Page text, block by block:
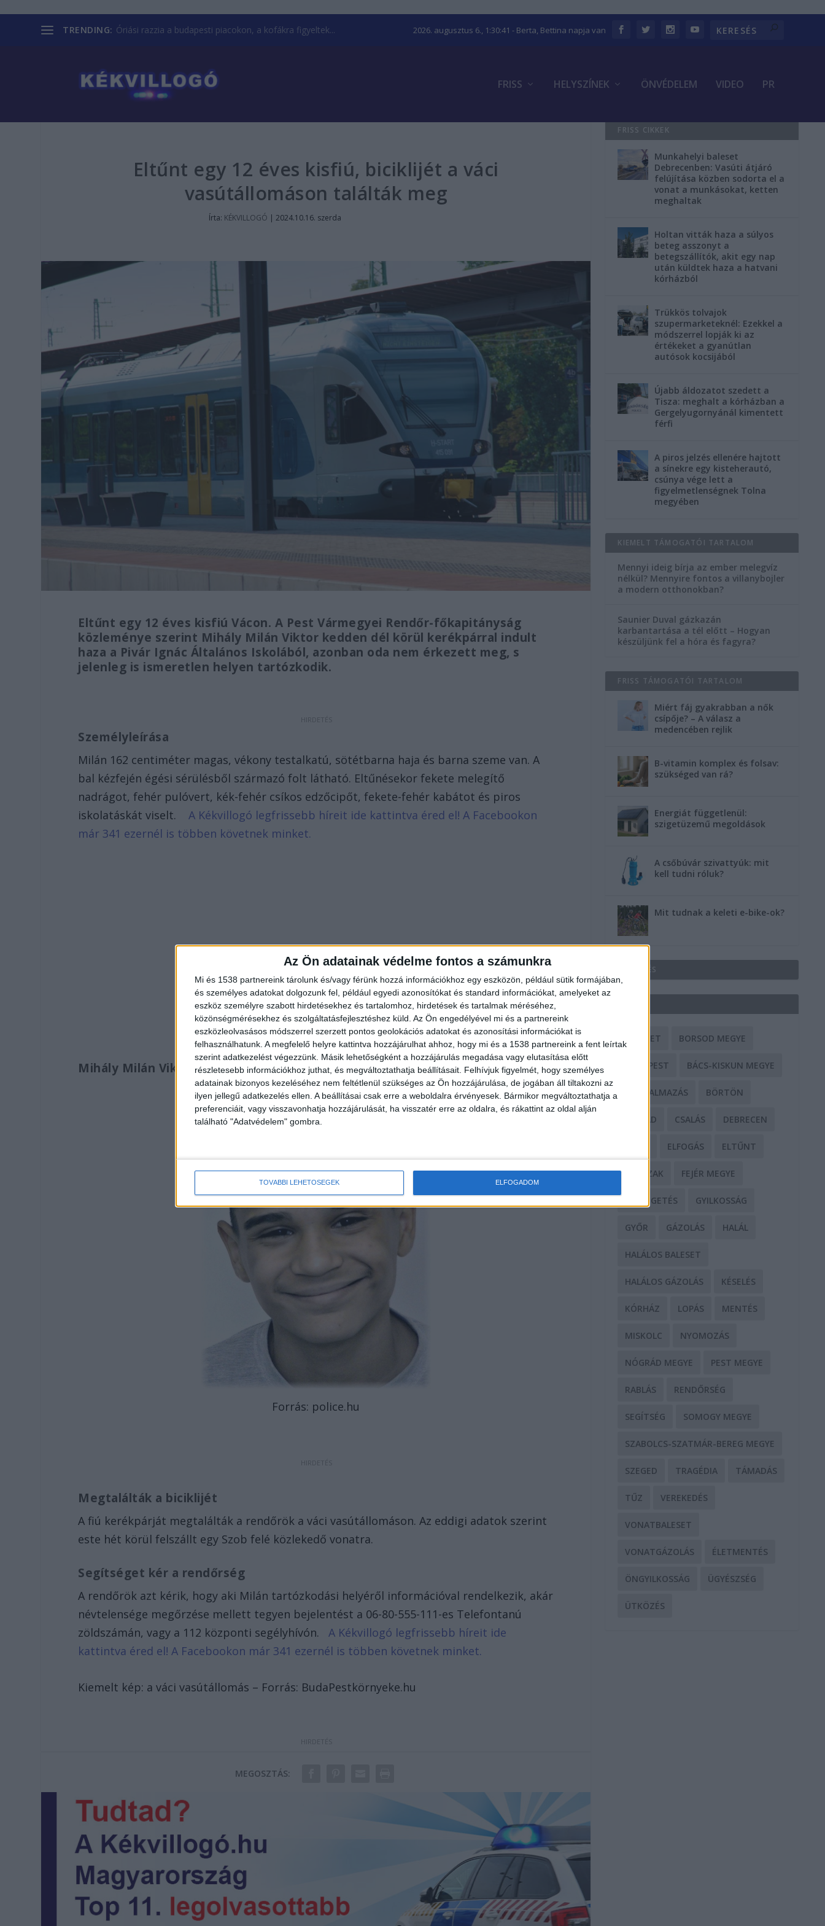
Az Ön adatainak védelme fontos a számunkra
Mi és 1538 partnereink tárolunk és/vagy férünk hozzá információkhoz egy eszközön, például sütik formájában,
és személyes adatokat dolgozunk fel, például egyedi azonosítókat és standard információkat, amelyeket az
eszköz személyre szabott hirdetésekhez és tartalomhoz, hirdetések és tartalmak méréséhez,
közönségmérésekhez és szolgáltatásfejlesztéshez küld. Az Ön engedélyével mi és a partnereink
eszközleolvasásos módszerrel szerzett pontos geolokációs adatokat és azonosítási információkat is
felhasználhatunk. A megfelelő helyre kattintva hozzájárulhat ahhoz, hogy mi és a 1538 partnereink a fent leírtak
szerint adatkezelést végezzünk. Másik lehetőségként a hozzájárulás megadása vagy elutasítása előtt
részletesebb információkhoz juthat, és megváltoztathatja beállításait. Felhívjuk figyelmét, hogy személyes
adatainak bizonyos kezeléséhez nem feltétlenül szükséges az Ön hozzájárulása, de jogában áll tiltakozni az
ilyen jellegű adatkezelés ellen. A beállításai csak erre a weboldalra érvényesek. Bármikor megváltoztathatja a
preferenciáit, vagy visszavonhatja hozzájárulását, ha visszatér erre az oldalra, és rákattint az oldal alján
található "Adatvédelem" gombra.
TOVÁBBI LEHETŐSÉGEK ELFOGADOM
TRENDING: Óriási razzia a budapesti piacokon, a kofákra figyeltek... 2026. augusztus 6., 1:30:42 - Berta, Bettina napja van
FRISS HELYSZÍNEK ÖNVÉDELEM VIDEO PR
Eltűnt egy 12 éves kisfiú, biciklijét a váci
vasútállomáson találták meg
Írta: KÉKVILLOGÓ |2024.10.16. szerda
Eltűnt egy 12 éves kisfiú Vácon. A Pest Vármegyei Rendőr-főkapitányság
közleménye szerint Mihály Milán Viktor kedden dél körül kerékpárral indult
haza a Pivár Ignác Általános Iskolából, azonban oda nem érkezett meg, s
jelenleg is ismeretlen helyen tartózkodik.
Személyleírása
Milán 162 centiméter magas, vékony testalkatú, sötétbarna haja és barna szeme van. A
bal kézfején égési sérülésből származó folt látható. Eltűnésekor fekete melegítő
nadrágot, fehér pulóvert, kék-fehér csíkos edzőcipőt, fekete-fehér kabátot és piros
iskolatáskát viselt.
A Kékvillogó legfrissebb híreit ide kattintva éred el! A Facebookon
már 341 ezernél is többen követnek minket.
Mihály Milán Viktor
Forrás: police.hu
Megtalálták a biciklijét
A fiú kerékpárját megtalálták a rendőrök a váci vasútállomáson. Az eddigi adatok szerint
este hét körül felszállt egy Szob felé közlekedő vonatra.
Segítséget kér a rendőrség
A rendőrök azt kérik, hogy aki Milán tartózkodási helyéről információval rendelkezik, akár
névtelensége megőrzése mellett tegyen bejelentést a 06-80-555-111-es Telefontanú
zöldszámán, vagy a 112 központi segélyhívón.
A Kékvillogó legfrissebb híreit ide
kattintva éred el! A Facebookon már 341 ezernél is többen követnek minket.
Kiemelt kép: a váci vasútállomás – Forrás: BudaPestkörnyeke.hu
MEGOSZTÁS:
FRISS CIKKEK
Munkahelyi baleset
Debrecenben: Vasúti átjáró
felújítása közben sodorta el a
vonat a munkásokat, ketten
meghaltak
Holtan vitták haza a súlyos
beteg asszonyt a
betegszállítók, akit egy nap
után küldtek haza a hatvani
kórházból
Trükkös tolvajok
szupermarketeknél: Ezekkel a
módszerrel lopják ki az
értékeket a gyanútlan
autósok kocsijából
Újabb áldozatot szedett a
Tisza: meghalt a kórházban a
Gergelyugornyánál kimentett
férfi
A piros jelzés ellenére hajtott
a sínekre egy kisteherautó,
csúnya vége lett a
figyelmetlenségnek Tolna
megyében
KIEMELT TÁMOGATÓI TARTALOM
Mennyi ideig bírja az ember melegvíz
nélkül? Mennyire fontos a villanybojler
a modern otthonokban?
Saunier Duval gázkazán
karbantartása a tél előtt – Hogyan
készüljünk fel a hóra és fagyra?
FRISS TÁMOGATÓI TARTALOM
Miért fáj gyakrabban a nők
csípője? – A válasz a
medencében rejlik
B-vitamin komplex és folsav:
szükséged van rá?
Energiát függetlenül:
szigetüzemű megoldások
A csőbúvár szivattyúk: mit
kell tudni róluk?
Mit tudnak a keleti e-bike-ok?
HIRDETÉS
BALESET BORSOD MEGYE
BUDAPEST BÁCS-KISKUN MEGYE
BÁNTALMAZÁS BÖRTÖN
CSALÁD CSALÁS DEBRECEN
ELFOGÁS ELTŰNT
ERŐSZAK FEJÉR MEGYE
FENYEGETÉS GYILKOSSÁG
GYŐR GÁZOLÁS HALÁL
HALÁLOS BALESET
HALÁLOS GÁZOLÁS KÉSELÉS
KÓRHÁZ LOPÁS MENTÉS
MISKOLC NYOMOZÁS
NÓGRÁD MEGYE PEST MEGYE
RABLÁS RENDŐRSÉG
SEGÍTSÉG SOMOGY MEGYE
SZABOLCS-SZATMÁR-BEREG MEGYE
SZEGED TRAGÉDIA TÁMADÁS
TŰZ VEREKEDÉS
VONATBALESET
VONATGÁZOLÁS ÉLETMENTÉS
ÖNGYILKOSSÁG ÜGYÉSZSÉG
ÜTKÖZÉS